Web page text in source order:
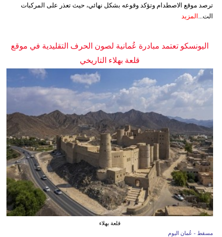
ترصد موقع الاصطدام وتؤكد وقوعه بشكل نهائي، حيث تعذر على المركبات
الت...
المزيد
اليونسكو تعتمد مبادرة عُمانية لصون الحرف التقليدية في موقع
قلعة بهلاء التاريخي
قلعة بهلاء
مسقط - عُمان اليوم